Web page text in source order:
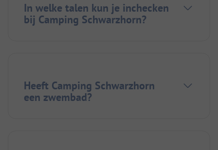
In welke talen kun je inchecken
bij Camping Schwarzhorn?
Heeft Camping Schwarzhorn
een zwembad?